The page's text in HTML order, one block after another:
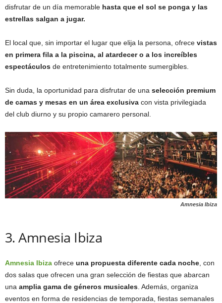
disfrutar de un día memorable hasta que el sol se ponga y las
estrellas salgan a jugar.
El local que, sin importar el lugar que elija la persona, ofrece vistas
en primera fila a la piscina, al atardecer o a los increíbles
espectáculos de entretenimiento totalmente sumergibles.
Sin duda, la oportunidad para disfrutar de una selección premium
de camas y mesas en un área exclusiva con vista privilegiada
del club diurno y su propio camarero personal.
Amnesia Ibiza
3. Amnesia Ibiza
Amnesia Ibiza ofrece una propuesta diferente cada noche , con
dos salas que ofrecen una gran selección de fiestas que abarcan
una amplia gama de géneros musicales . Además, organiza
eventos en forma de residencias de temporada, fiestas semanales